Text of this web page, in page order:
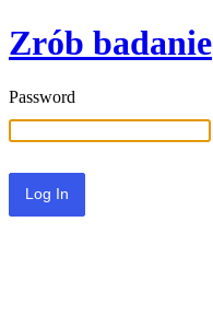
Zrób badanie
Password